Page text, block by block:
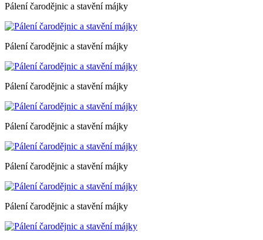
Pálení čarodějnic a stavění májky
Pálení čarodějnic a stavění májky
Pálení čarodějnic a stavění májky
Pálení čarodějnic a stavění májky
Pálení čarodějnic a stavění májky
Pálení čarodějnic a stavění májky